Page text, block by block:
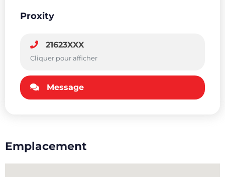
Proxity
21623XXX
Cliquer pour afficher
Message
Emplacement